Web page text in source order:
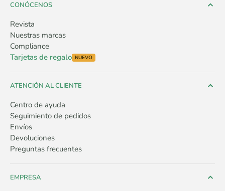
CONÓCENOS
Revista
Nuestras marcas
Compliance
Tarjetas de regalo NUEVO
ATENCIÓN AL CLIENTE
Centro de ayuda
Seguimiento de pedidos
Envíos
Devoluciones
Preguntas frecuentes
EMPRESA